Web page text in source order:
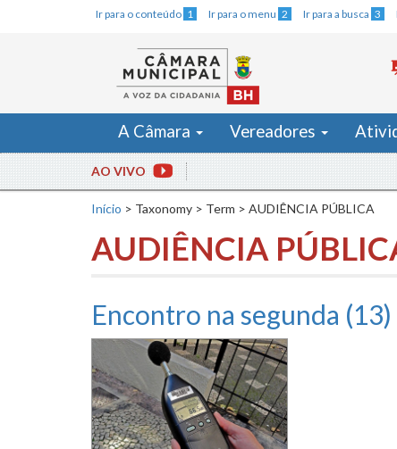
Ir para o conteúdo 1 Ir para o menu 2 Ir para a busca 3
A Câmara Vereadores
AO VIVO
Início > Taxonomy > Term > AUDIÊNCIA PÚBLICA
AUDIÊNCIA
Encontro na segunda